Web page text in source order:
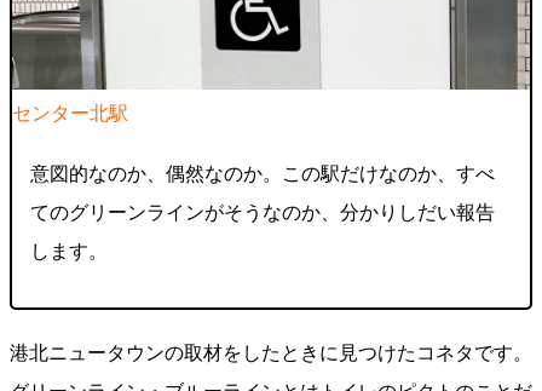
センター北駅​​​
意図的なのか、偶然なのか。この駅だけなのか、すべ
てのグリーンラインがそうなのか、分かりしだい報告
します。
港北ニュータウンの取材をしたときに見つけたコネタです。